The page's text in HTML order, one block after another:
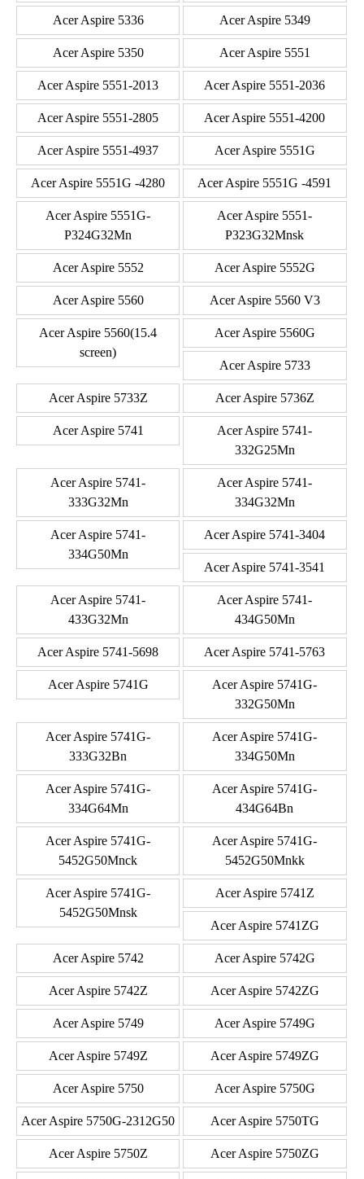
Acer Aspire 5336 Acer Aspire 5349
Acer Aspire 5350 Acer Aspire 5551
Acer Aspire 5551-2013 Acer Aspire 5551-2036
Acer Aspire 5551-2805 Acer Aspire 5551-4200
Acer Aspire 5551-4937 Acer Aspire 5551G
Acer Aspire 5551G -4280 Acer Aspire 5551G -4591
Acer Aspire 5551G-
P324G32Mn
Acer Aspire 5551-
P323G32Mnsk
Acer Aspire 5552 Acer Aspire 5552G
Acer Aspire 5560 Acer Aspire 5560 V3
Acer Aspire 5560(15.4
screen)
Acer Aspire 5560G
Acer Aspire 5733
Acer Aspire 5733Z Acer Aspire 5736Z
Acer Aspire 5741
Acer Aspire 5741-
332G25Mn
Acer Aspire 5741-
333G32Mn
Acer Aspire 5741-
334G32Mn
Acer Aspire 5741-
334G50Mn
Acer Aspire 5741-3404
Acer Aspire 5741-3541
Acer Aspire 5741-
433G32Mn
Acer Aspire 5741-
434G50Mn
Acer Aspire 5741-5698 Acer Aspire 5741-5763
Acer Aspire 5741G
Acer Aspire 5741G-
332G50Mn
Acer Aspire 5741G-
333G32Bn
Acer Aspire 5741G-
334G50Mn
Acer Aspire 5741G-
334G64Mn
Acer Aspire 5741G-
434G64Bn
Acer Aspire 5741G-
5452G50Mnck
Acer Aspire 5741G-
5452G50Mnkk
Acer Aspire 5741G-
5452G50Mnsk
Acer Aspire 5741Z
Acer Aspire 5741ZG
Acer Aspire 5742 Acer Aspire 5742G
Acer Aspire 5742Z Acer Aspire 5742ZG
Acer Aspire 5749 Acer Aspire 5749G
Acer Aspire 5749Z Acer Aspire 5749ZG
Acer Aspire 5750 Acer Aspire 5750G
Acer Aspire 5750G-2312G50 Acer Aspire 5750TG
Acer Aspire 5750Z Acer Aspire 5750ZG